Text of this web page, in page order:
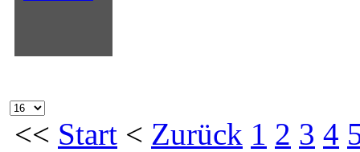
<< Start < Zurück 1 2 3 4